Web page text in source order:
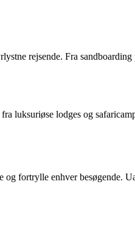
rejsende. Fra
luksuriøse lodges og
fortrylle enhver besøgende.